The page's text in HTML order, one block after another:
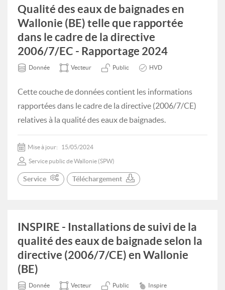
Qualité des eaux de baignades en
Wallonie (BE) telle que rapportée
dans le cadre de la directive
2006/7/EC - Rapportage 2024
Donnée Vecteur Public HVD
Cette couche de données contient les informations
rapportées dans le cadre de la directive (2006/7/CE)
relatives à la qualité des eaux de baignades.
Mise à jour: 15/05/2024
Service public de Wallonie (SPW)
Service Téléchargement
INSPIRE - Installations de suivi de la
qualité des eaux de baignade selon la
directive (2006/7/CE) en Wallonie
(BE)
Donnée Vecteur Public Inspire